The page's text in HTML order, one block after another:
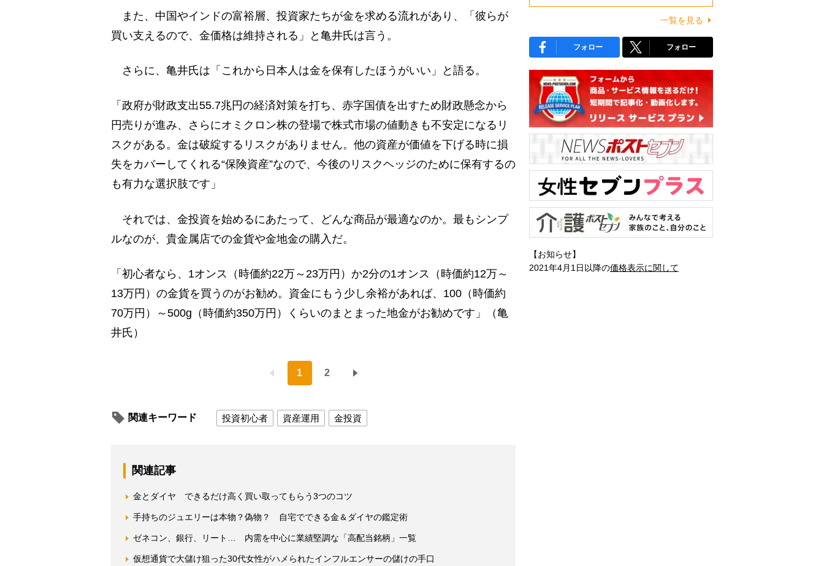
また、中国やインドの富裕層、投資家たちが金を求める流れがあり、「彼らが
買い支えるので、金価格は維持される」と亀井氏は言う。
さらに、亀井氏は「これから日本人は金を保有したほうがいい」と語る。
「政府が財政支出55.7兆円の経済対策を打ち、赤字国債を出すため財政懸念から
円売りが進み、さらにオミクロン株の登場で株式市場の値動きも不安定になるリ
スクがある。金は破綻するリスクがありません。他の資産が価値を下げる時に損
失をカバーしてくれる“保険資産”なので、今後のリスクヘッジのために保有するの
も有力な選択肢です」
それでは、金投資を始めるにあたって、どんな商品が最適なのか。最もシンプ
ルなのが、貴金属店での金貨や金地金の購入だ。
「初心者なら、1オンス（時価約22万～23万円）か2分の1オンス（時価約12万～
13万円）の金貨を買うのがお勧め。資金にもう少し余裕があれば、100（時価約
70万円）～500g（時価約350万円）くらいのまとまった地金がお勧めです」（亀
井氏）
1 2
関連キーワード 投資初心者 資産運用 金投資
関連記事
金とダイヤ できるだけ高く買い取ってもらう3つのコツ
手持ちのジュエリーは本物？偽物？ 自宅でできる金＆ダイヤの鑑定術
ゼネコン、銀行、リート… 内需を中心に業績堅調な「高配当銘柄」一覧
仮想通貨で大儲け狙った30代女性がハメられたインフルエンサーの儲けの手口
一覧を見る
フォロー フォロー
【お知らせ】
2021年4月1日以降の価格表示に関して